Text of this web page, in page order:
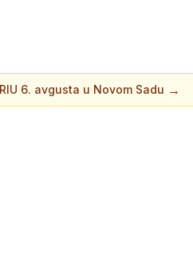
6. avgusta u Novom Sadu →